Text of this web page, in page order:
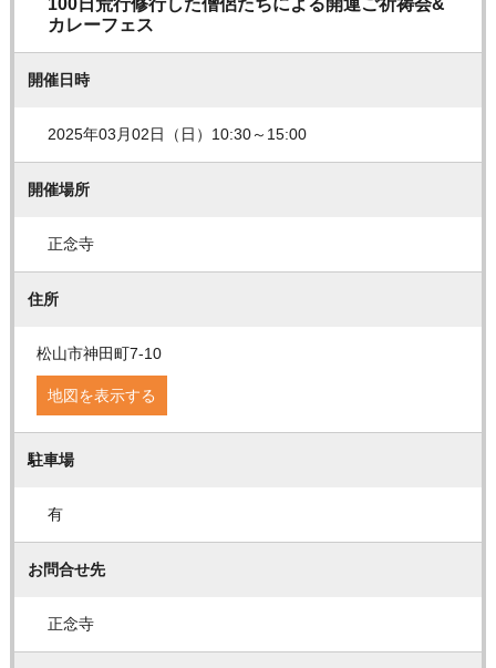
カレーフェス
開催日時
2025年03月02日（日）10:30～15:00
開催場所
正念寺
住所
松山市神田町7-10
地図を表示する
駐車場
有
お問合せ先
正念寺